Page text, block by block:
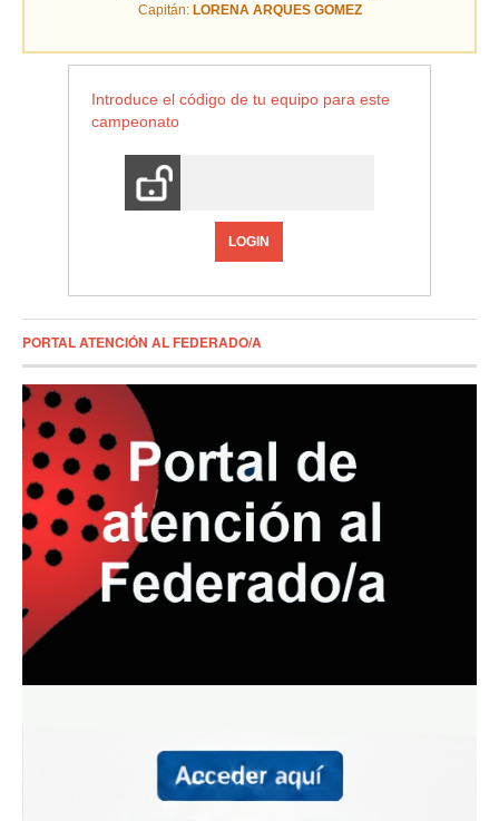
Capitán: LORENA ARQUES GOMEZ
Introduce el código de tu equipo para este
campeonato
LOGIN
PORTAL ATENCIÓN AL FEDERADO/A